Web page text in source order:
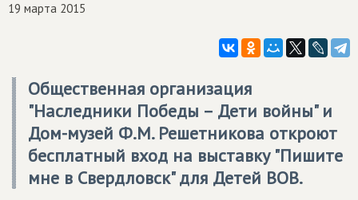
19 марта 2015
Общественная организация
"Наследники Победы – Дети войны" и
Дом-музей Ф.М. Решетникова откроют
бесплатный вход на выставку "Пишите
мне в Свердловск" для Детей ВОВ.